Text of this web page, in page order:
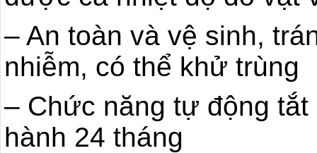
– An toàn và vệ sinh,
nhiễm, có thể khử trùng
– Chức năng tự động
hành 24 tháng